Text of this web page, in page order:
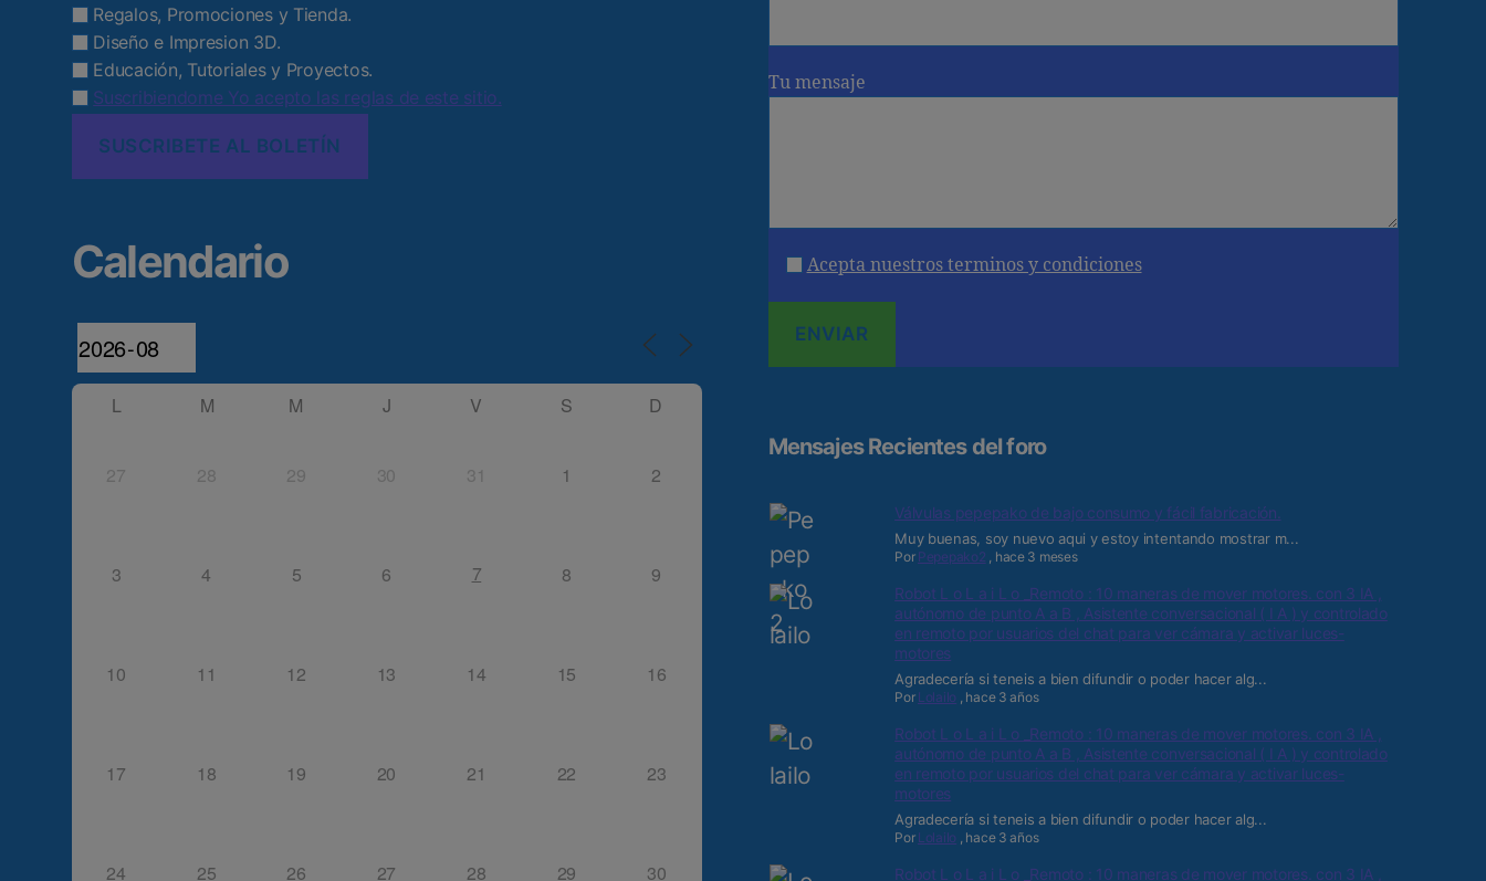
Regalos, Promociones y Tienda.
Diseño e Impresion 3D.
Educación, Tutoriales y Proyectos.
Suscribiendome Yo acepto las reglas de este sitio.
Calendario
L M M J V S D
27 28 29 30 31 1 2
3 4 5 6 7 8 9
10 11 12 13 14 15 16
17 18 19 20 21 22 23
24 25 26 27 28 29 30
Tu mensaje
Acepta nuestros terminos y condiciones
Mensajes Recientes del foro
Válvulas pepepako de bajo consumo y fácil fabricación.
Muy buenas, soy nuevo aqui y estoy intentando mostrar m...
Por Pepepako2 hace 3 meses
Robot L o L a i L o _Remoto : 10 maneras de mover motores. con 3 IA ,
autónomo de punto A a B , Asistente conversacional ( I A ) y controlado
en remoto por usuarios del chat para ver cámara y activar luces-
motores
Agradecería si teneis a bien difundir o poder hacer alg...
Por Lolailo hace 3 años
Robot L o L a i L o _Remoto : 10 maneras de mover motores. con 3 IA ,
autónomo de punto A a B , Asistente conversacional ( I A ) y controlado
en remoto por usuarios del chat para ver cámara y activar luces-
motores
Agradecería si teneis a bien difundir o poder hacer alg...
Por Lolailo hace 3 años
Robot L o L a i L o _Remoto : 10 maneras de mover motores. con 3 IA ,